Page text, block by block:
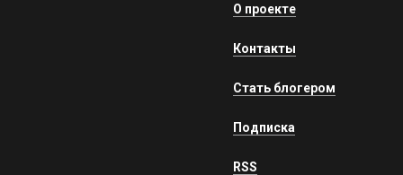
О проекте
Контакты
Стать блогером
Подписка
RSS